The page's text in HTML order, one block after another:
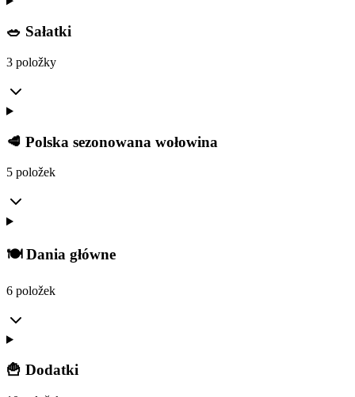
🥗 Sałatki
3 položky
🥩 Polska sezonowana wołowina
5 položek
🍽️ Dania główne
6 položek
🍟 Dodatki